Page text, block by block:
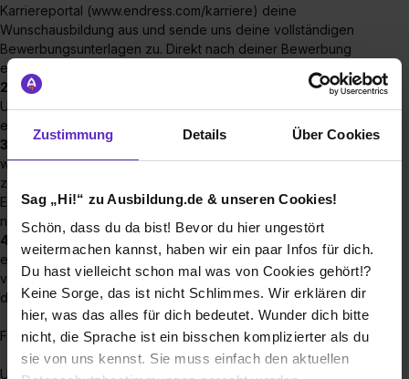
Zustimmung Details Über Cookies
Sag „Hi!“ zu Ausbildung.de & unseren Cookies!
Schön, dass du da bist! Bevor du hier ungestört
weitermachen kannst, haben wir ein paar Infos für dich.
Du hast vielleicht schon mal was von Cookies gehört!?
Keine Sorge, das ist nicht Schlimmes. Wir erklären dir
hier, was das alles für dich bedeutet. Wunder dich bitte
nicht, die Sprache ist ein bisschen komplizierter als du
sie von uns kennst. Sie muss einfach den aktuellen
Karriereportal (www.endress.com/karriere) deine
Wunschausbildung aus und sende uns deine vollständigen
Bewerbungsunterlagen zu. Direkt nach deiner Bewerbung
erhältst du eine Eingangsbestätigung.
2. Prüfung deiner Unterlagen:
Wir schauen uns deine
Unterlagen an. Du hast unser Interesse geweckt: Dann
erhältst du eine Einladung zum Vorstellungsgespräch.
3. Vorstellungsgespräch:
Fast geschafft! Wenn du weißt
wo deine Stärken liegen, du Interesse für deinen
zukünftigen Ausbildungsberuf und du dich gut über
Endress+Hauser informiert hast, hast du keinen Grund
nervös zu sein! 😉
4. Willkommen bei Endress+Hauser:
Nach einem
erfolgreichen Vorstellungsgespräch erhältst du innerhalb
von 2 Wochen dein Vertragsangebot und bist offiziell Teil
der Endress+Hauser Familie.
Für unsere Standorte inJena und Langewiesen:
Unser Bewerbungsprozess ist in fünf Schritte unterteilt: